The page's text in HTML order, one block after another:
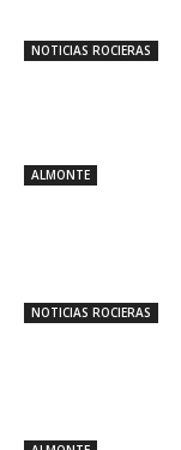
NOTICIAS ROCIERAS
ALMONTE
NOTICIAS ROCIERAS